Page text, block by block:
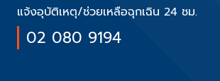
แจ้งอุบัติเหตุ/ช่วยเหลือฉุกเฉิน 24 ชม.
02 080 9194